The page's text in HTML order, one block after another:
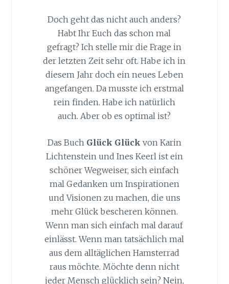
Doch geht das nicht auch anders?
Habt Ihr Euch das schon mal
gefragt? Ich stelle mir die Frage in
der letzten Zeit sehr oft. Habe ich in
diesem Jahr doch ein neues Leben
angefangen. Da musste ich erstmal
rein finden. Habe ich natürlich
auch. Aber ob es optimal ist?
Das Buch Glück Glück von Karin
Lichtenstein und Ines Keerl ist ein
schöner Wegweiser, sich einfach
mal Gedanken um Inspirationen
und Visionen zu machen, die uns
mehr Glück bescheren können.
Wenn man sich einfach mal darauf
einlässt. Wenn man tatsächlich mal
aus dem alltäglichen Hamsterrad
raus möchte. Möchte denn nicht
jeder Mensch glücklich sein? Nein,